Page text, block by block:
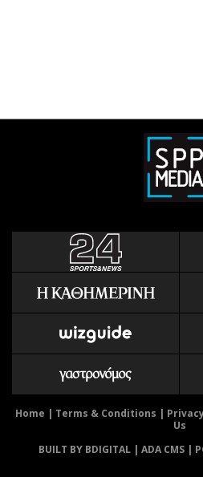
Home | Terms & Conditions |
Us
BUILT BY BDIGITAL | ADA CMS |